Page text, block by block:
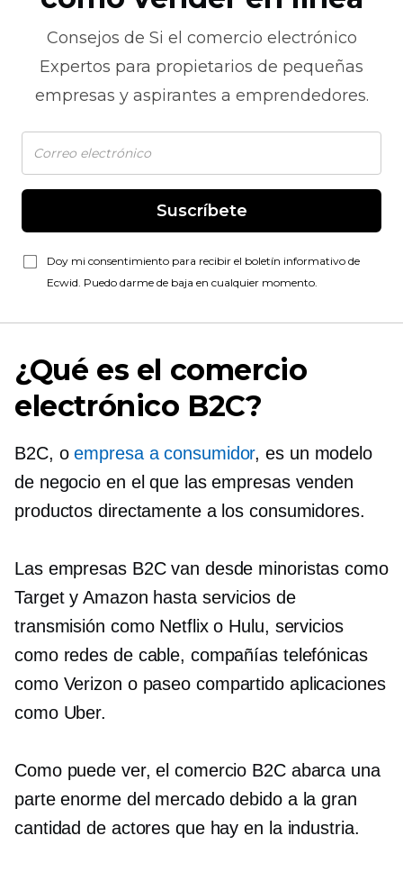
Consejos de Si el comercio electrónico
Expertos para propietarios de pequeñas
empresas y aspirantes a emprendedores.
Suscríbete
Doy mi consentimiento para recibir el boletín informativo de
Ecwid. Puedo darme de baja en cualquier momento.
¿Qué es el comercio
electrónico B2C?
B2C, oempresa a consumidor, es un modelo
de negocio en el que las empresas venden
productos directamente a los consumidores.
Las empresas B2C van desde minoristas como
Target y Amazon hasta servicios de
transmisión como Netflix o Hulu, servicios
como redes de cable, compañías telefónicas
como Verizon o paseo compartidoaplicaciones
como Uber.
Como puede ver, el comercio B2C abarca una
parte enorme del mercado debido a la gran
cantidad de actores que hay en la industria.